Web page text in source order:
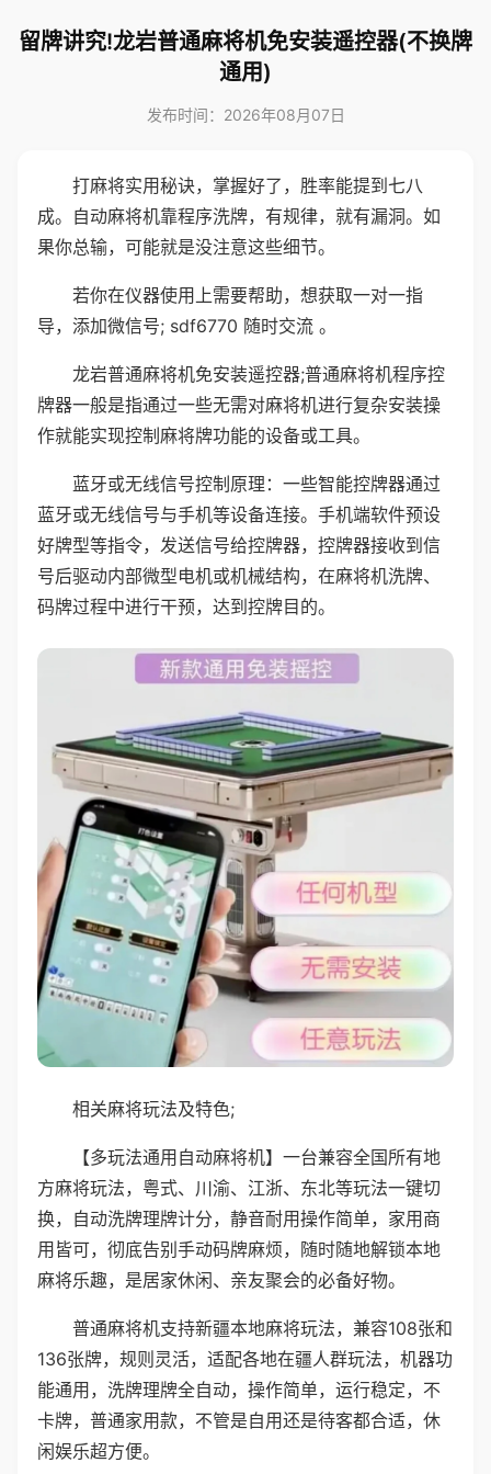
留牌讲究!龙岩普通麻将机免安装遥控器(不换牌
通用)
发布时间：2026年08月07日
打麻将实用秘诀，掌握好了，胜率能提到七八
成。自动麻将机靠程序洗牌，有规律，就有漏洞。如
果你总输，可能就是没注意这些细节。
若你在仪器使用上需要帮助，想获取一对一指
导，添加微信号; sdf6770 随时交流 。
龙岩普通麻将机免安装遥控器;普通麻将机程序控
牌器一般是指通过一些无需对麻将机进行复杂安装操
作就能实现控制麻将牌功能的设备或工具。
蓝牙或无线信号控制原理：一些智能控牌器通过
蓝牙或无线信号与手机等设备连接。手机端软件预设
好牌型等指令，发送信号给控牌器，控牌器接收到信
号后驱动内部微型电机或机械结构，在麻将机洗牌、
码牌过程中进行干预，达到控牌目的。
相关麻将玩法及特色;
【多玩法通用自动麻将机】一台兼容全国所有地
方麻将玩法，粤式、川渝、江浙、东北等玩法一键切
换，自动洗牌理牌计分，静音耐用操作简单，家用商
用皆可，彻底告别手动码牌麻烦，随时随地解锁本地
麻将乐趣，是居家休闲、亲友聚会的必备好物。
普通麻将机支持新疆本地麻将玩法，兼容108张和
136张牌，规则灵活，适配各地在疆人群玩法，机器功
能通用，洗牌理牌全自动，操作简单，运行稳定，不
卡牌，普通家用款，不管是自用还是待客都合适，休
闲娱乐超方便。